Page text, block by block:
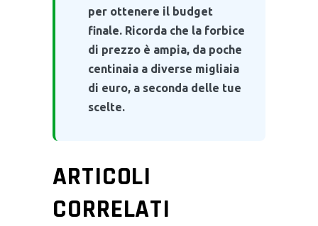
per ottenere il budget
finale. Ricorda che la forbice
di prezzo è ampia, da poche
centinaia a diverse migliaia
di euro, a seconda delle tue
scelte.
ARTICOLI
CORRELATI